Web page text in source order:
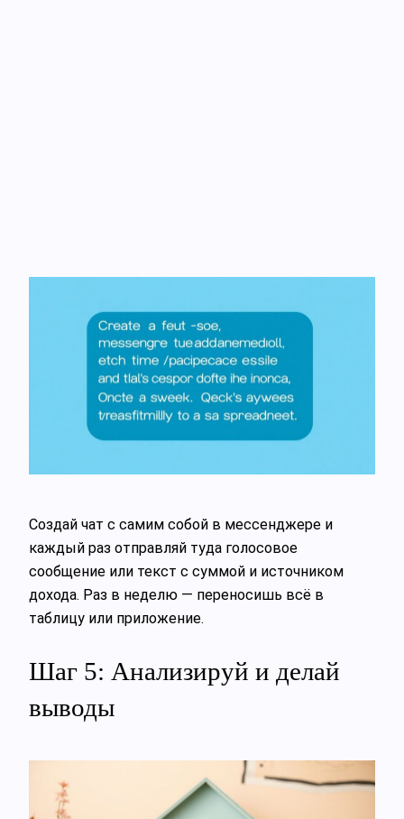
Создай чат с самим собой в мессенджере и
каждый раз отправляй туда голосовое
сообщение или текст с суммой и источником
дохода. Раз в неделю — переносишь всё в
таблицу или приложение.
Шаг 5: Анализируй и делай
выводы